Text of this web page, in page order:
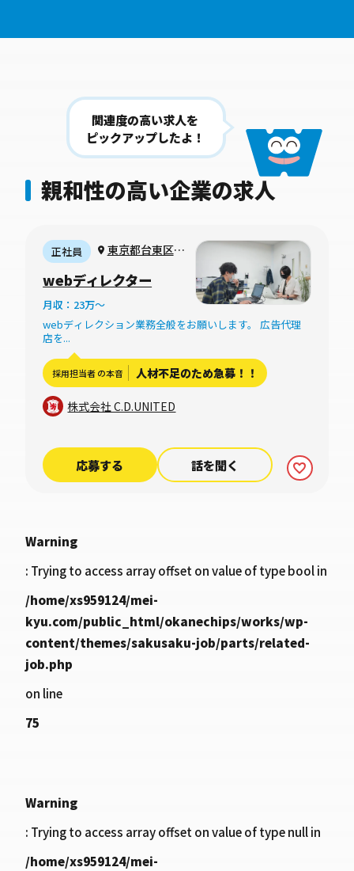
親和性の高い企業の求人
関連度の高い求人を
ピックアップしたよ！
正社員
東京都台東区松
ークメイン週1日
程度の出社やクラ
イアントとの打ち
社あり）
webディレクター
月収：23万〜
webディレクション業務全般をお願いします。 広告代理
店を...
採用担当者 の本音 人材不足のため急募！！
株式会社 C.D.UNITED
応募する 話を聞く
Warning
: Trying to access array offset on value of type bool in
/home/xs959124/mei-
kyu.com/public_html/okanechips/works/wp-
content/themes/sakusaku-job/parts/related-
job.php
on line
75
Warning
: Trying to access array offset on value of type null in
/home/xs959124/mei-